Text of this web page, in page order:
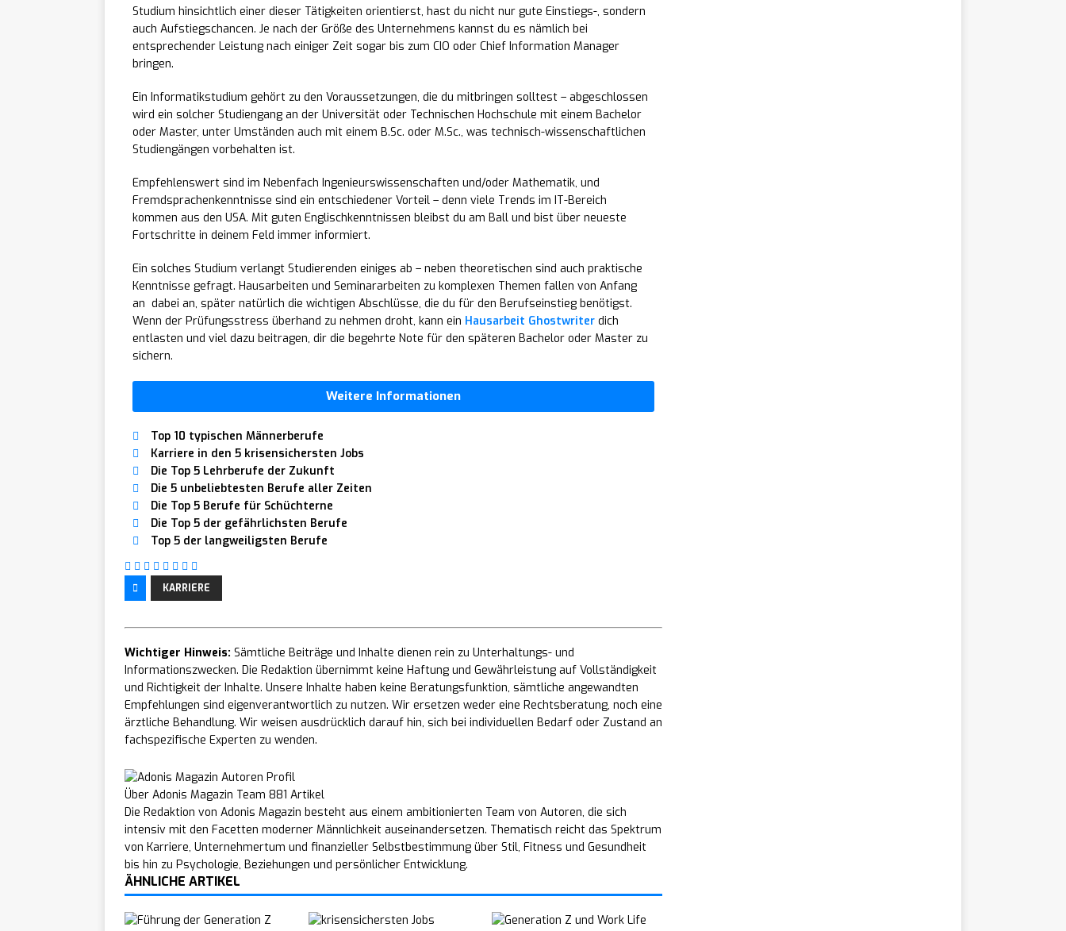
Studium hinsichtlich einer dieser Tätigkeiten orientierst, hast du nicht nur gute Einstiegs-, sondern
auch Aufstiegschancen. Je nach der Größe des Unternehmens kannst du es nämlich bei
entsprechender Leistung nach einiger Zeit sogar bis zum CIO oder Chief Information Manager
bringen.
Ein Informatikstudium gehört zu den Voraussetzungen, die du mitbringen solltest – abgeschlossen
wird ein solcher Studiengang an der Universität oder Technischen Hochschule mit einem Bachelor
oder Master, unter Umständen auch mit einem B.Sc. oder M.Sc., was technisch-wissenschaftlichen
Studiengängen vorbehalten ist.
Empfehlenswert sind im Nebenfach Ingenieurswissenschaften und/oder Mathematik, und
Fremdsprachenkenntnisse sind ein entschiedener Vorteil – denn viele Trends im IT-Bereich
kommen aus den USA. Mit guten Englischkenntnissen bleibst du am Ball und bist über neueste
Fortschritte in deinem Feld immer informiert.
Ein solches Studium verlangt Studierenden einiges ab – neben theoretischen sind auch praktische
Kenntnisse gefragt. Hausarbeiten und Seminararbeiten zu komplexen Themen fallen von Anfang
an dabei an, später natürlich die wichtigen Abschlüsse, die du für den Berufseinstieg benötigst.
Wenn der Prüfungsstress überhand zu nehmen droht, kann ein Hausarbeit Ghostwriter dich
entlasten und viel dazu beitragen, dir die begehrte Note für den späteren Bachelor oder Master zu
sichern.
Weitere Informationen
Top 10 typischen Männerberufe
Karriere in den 5 krisensichersten Jobs
Die Top 5 Lehrberufe der Zukunft
Die 5 unbeliebtesten Berufe aller Zeiten
Die Top 5 Berufe für Schüchterne
Die Top 5 der gefährlichsten Berufe
Top 5 der langweiligsten Berufe
KARRIERE
Wichtiger Hinweis: Sämtliche Beiträge und Inhalte dienen rein zu Unterhaltungs- und
Informationszwecken. Die Redaktion übernimmt keine Haftung und Gewährleistung auf Vollständigkeit
und Richtigkeit der Inhalte. Unsere Inhalte haben keine Beratungsfunktion, sämtliche angewandten
Empfehlungen sind eigenverantwortlich zu nutzen. Wir ersetzen weder eine Rechtsberatung, noch eine
ärztliche Behandlung. Wir weisen ausdrücklich darauf hin, sich bei individuellen Bedarf oder Zustand an
fachspezifische Experten zu wenden.
Über Adonis Magazin Team 881 Artikel
Die Redaktion von Adonis Magazin besteht aus einem ambitionierten Team von Autoren, die sich
intensiv mit den Facetten moderner Männlichkeit auseinandersetzen. Thematisch reicht das Spektrum
von Karriere, Unternehmertum und finanzieller Selbstbestimmung über Stil, Fitness und Gesundheit
bis hin zu Psychologie, Beziehungen und persönlicher Entwicklung.
ÄHNLICHE ARTIKEL